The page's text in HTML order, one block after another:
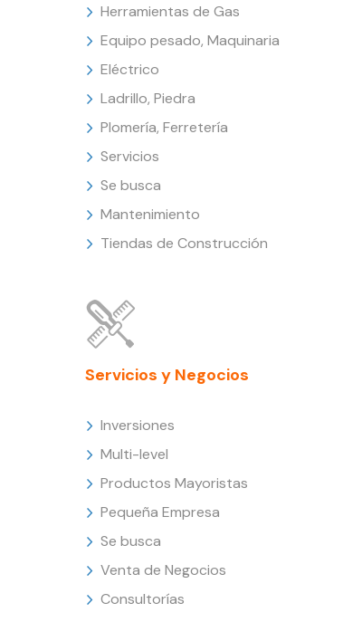
Herramientas de Gas
Equipo pesado, Maquinaria
Eléctrico
Ladrillo, Piedra
Plomería, Ferretería
Servicios
Se busca
Mantenimiento
Tiendas de Construcción
Servicios y Negocios
Inversiones
Multi-level
Productos Mayoristas
Pequeña Empresa
Se busca
Venta de Negocios
Consultorías